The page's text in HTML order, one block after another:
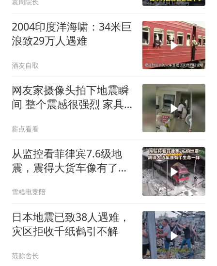
袁周院长
2004印度洋海啸：34米巨
浪致29万人遇难
酒友自取
网友家摄像头拍下地震瞬
间 整个震感很强烈 家具
薪点看看
从监控看菲律宾7.6级地
震，震得大货车像有了生
雪糕电竞陪
日本地震已致38人遇难，
灾区拒收千纸鹤引不解
范赊舍长